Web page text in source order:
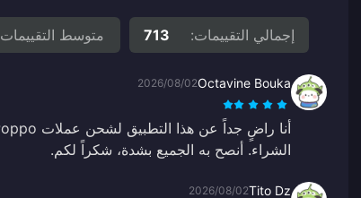
إجمالي التقييمات: 713 متوسط التقييمات
Octavine Bouka
2026/08/02
الشراء. أنصح به الجميع بشدة، شكراً لكم.
Tito Dz
2026/08/02